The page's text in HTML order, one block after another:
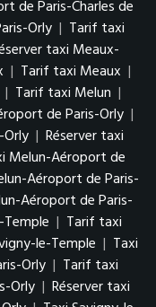
de Paris-Charles de
Orly | Tarif taxi
taxi Meaux-
| Tarif taxi Meaux |
| Tarif taxi Melun |
de Paris-Orly |
| Réserver taxi
Melun-Aéroport de
Aéroport de Paris-
Aéroport de Paris-
| Tarif taxi
le-Temple | Taxi
Orly | Tarif taxi
Orly | Réserver taxi